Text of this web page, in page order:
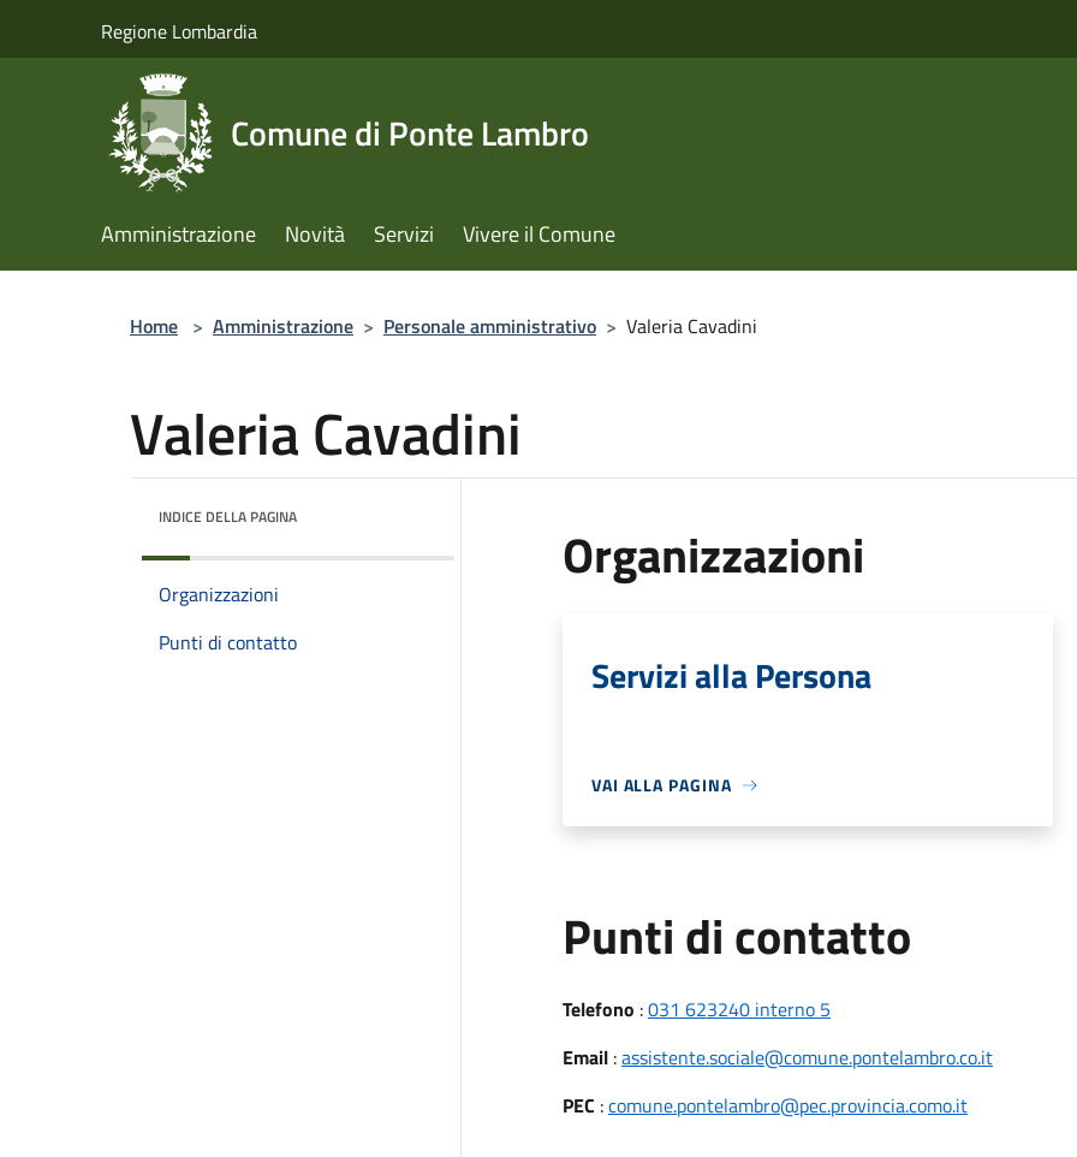
Regione Lombardia
Comune di Ponte Lambro
Amministrazione Novità Servizi Vivere il Comune
Home > Amministrazione > Personale amministrativo > Valeria Cavadini
Valeria Cavadini
INDICE DELLA PAGINA
Organizzazioni
Punti di contatto
Organizzazioni
Servizi alla Persona
VAI ALLA PAGINA
Punti di contatto
Telefono :031 623240 interno 5
Email:assistente.sociale@comune.pontelambro.co.it
PEC :comune.pontelambro@pec.provincia.como.it